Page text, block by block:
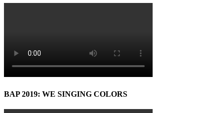
BAP 2019: WE SINGING COLORS